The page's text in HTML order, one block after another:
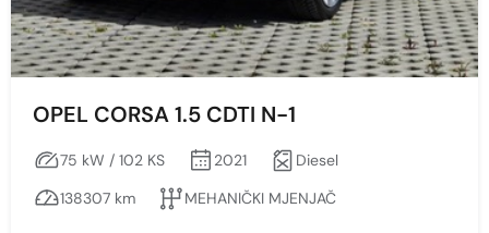
AUTOMATSKI
MEHANIČKI MJENJAČ
OPEL CORSA 1.5 CDTI N-1
75 kW / 102 KS 2021
Diesel
138307 km
MEHANIČKI MJENJAČ